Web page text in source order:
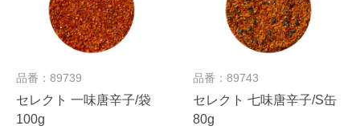
品番：89739
セレクト 一味唐辛子/袋
100g
品番：89743
セレクト 七味唐辛子/S缶
80g